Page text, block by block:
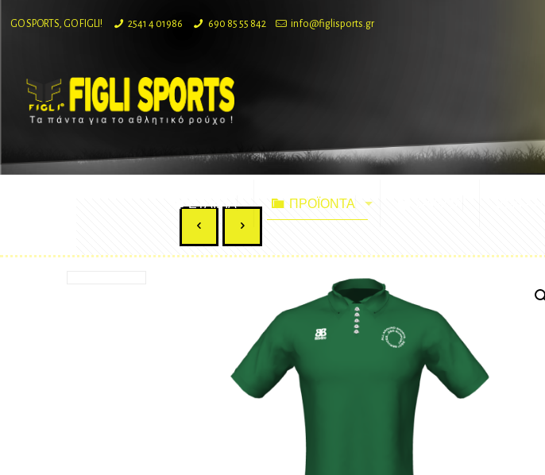
GO SPORTS, GO FIGLI! 2541 4 01986 690 85 55 842 info@figlisports.gr
ΕΤΑΙΡΙΑ ΠΡΟΪΟΝΤΑ